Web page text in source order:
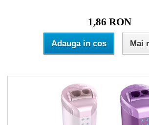
1,86 RON
Adauga in cos Mai